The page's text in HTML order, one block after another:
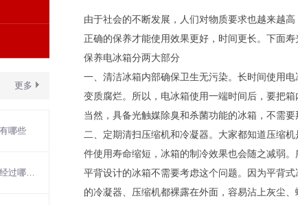
更多
哪些
寿光搬家公司搬家时要经过哪些流程
由于社会的不断发展，人们对物质要求也越来越
正确的保养才能使用效果更好，时间更长。下面
保养电冰箱分两大部分
一、清洁冰箱内部确保卫生无污染。长时间使用
变质腐烂。所以，电冰箱使用一端时间后，要把
当然，具备光触媒除臭和杀菌功能的冰箱，不需
二、定期清扫压缩机和冷凝器。大家都知道压缩
件使用寿命缩短，冰箱的制冷效果也会随之减弱
平背设计的冰箱不需要考虑这个问题。因为平背
的冷凝器、压缩机都裸露在外面，容易沾上灰尘